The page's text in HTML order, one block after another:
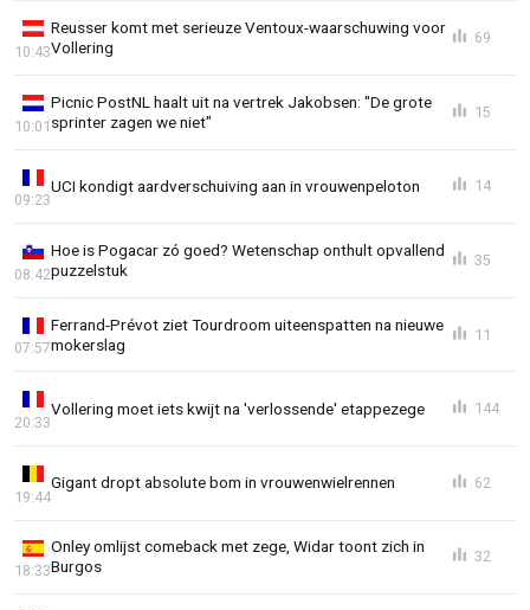
Reusser komt met serieuze Ventoux-waarschuwing voor
Vollering
10:43
69
Picnic PostNL haalt uit na vertrek Jakobsen: "De grote
sprinter zagen we niet"
10:01
15
UCI kondigt aardverschuiving aan in vrouwenpeloton
09:23
14
Hoe is Pogacar zó goed? Wetenschap onthult opvallend
puzzelstuk
08:42
35
Ferrand-Prévot ziet Tourdroom uiteenspatten na nieuwe
mokerslag
07:57
11
Vollering moet iets kwijt na 'verlossende' etappezege
20:33
144
Gigant dropt absolute bom in vrouwenwielrennen
19:44
62
Onley omlijst comeback met zege, Widar toont zich in
Burgos
18:33
32